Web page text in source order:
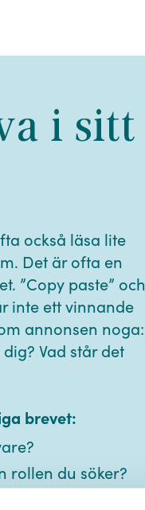
i sitt
också läsa lite
Det är ofta en
”Copy paste” och
inte ett vinnande
annonsen noga:
Vad står det
brevet:
rollen du söker?
du bidra med till
hej@go-care.se
0708 570 080